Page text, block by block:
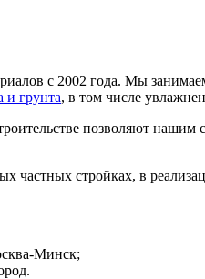
с 2002 года. Мы
и грунта, в том числе
позволяют нашим
частных стройках, в
Минск;